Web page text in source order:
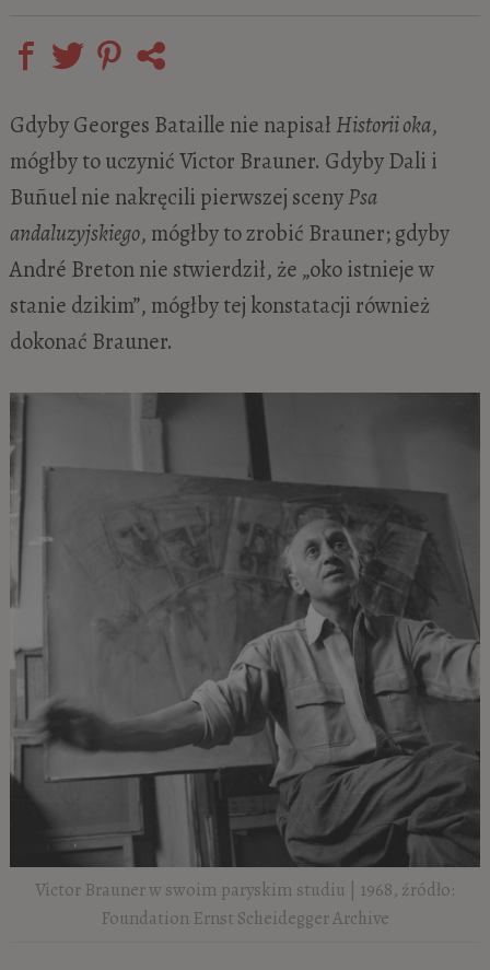
Gdyby Georges Bataille nie napisał Historii oka,
mógłby to uczynić Victor Brauner. Gdyby Dali i
Buñuel nie nakręcili pierwszej scenyPsa
andaluzyjskiego, mógłby to zrobić Brauner; gdyby
André Breton nie stwierdził, że „oko istnieje w
stanie dzikim”, mógłby tej konstatacji również
dokonać Brauner.
Victor Brauner w swoim paryskim studiu | 1968, źródło:
Foundation Ernst Scheidegger Archive